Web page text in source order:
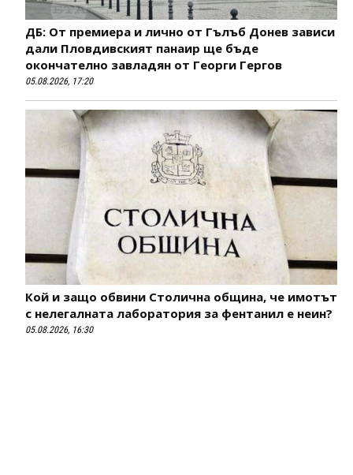
ДБ: От премиера и лично от Гълъб Донев зависи
дали Пловдивският панаир ще бъде
окончателно завладян от Георги Гергов
05.08.2026, 17:20
Кой и защо обвини Столична община, че имотът
с нелегалната лаборатория за фентанил е неин?
05.08.2026, 16:30